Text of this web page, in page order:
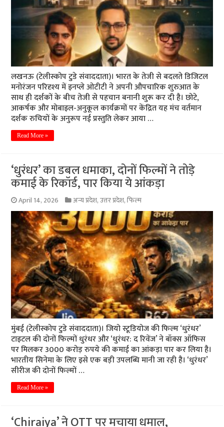
लखनऊ (टेलीस्कोप टुडे संवाददाता)। भारत के तेजी से बदलते डिजिटल
मनोरंजन परिदृश्य में इनप्ले ओटीटी ने अपनी औपचारिक शुरुआत के
साथ ही दर्शकों के बीच तेजी से पहचान बनानी शुरू कर दी है। छोटे,
आकर्षक और मोबाइल-अनुकूल कार्यक्रमों पर केंद्रित यह मंच वर्तमान
दर्शक रुचियों के अनुरूप नई प्रस्तुति लेकर आया …
Read More »
‘धुरंधर’ का डबल धमाका, दोनों फिल्मों ने तोड़े
कमाई के रिकॉर्ड, पार किया ये आंकड़ा
April 14, 2026 अन्य प्रदेश,उत्तर प्रदेश,फिल्म
मुंबई (टेलीस्कोप टुडे संवाददाता)। जियो स्टूडियोज की फिल्म ‘धुरंधर’
टाइटल की दोनों फिल्मों धुरंधर और ‘धुरंधर: द रिवेंज’ ने बॉक्स ऑफिस
पर मिलकर 3000 करोड़ रुपये की कमाई का आंकड़ा पार कर लिया है।
भारतीय सिनेमा के लिए इसे एक बड़ी उपलब्धि मानी जा रही है। ‘धुरंधर’
सीरीज की दोनों फिल्मों …
Read More »
‘Chiraiya’ ने OTT पर मचाया धमाल,